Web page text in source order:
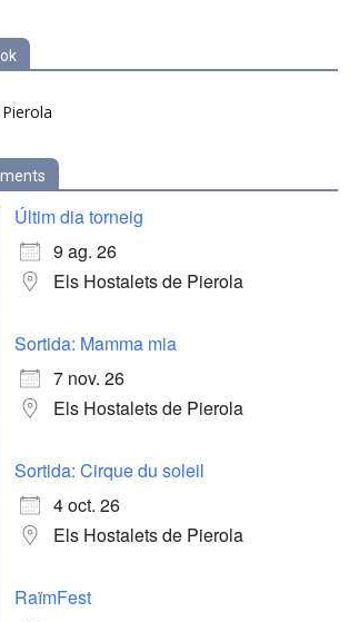
Últim dia torneig
9 ag. 26
Els Hostalets de Pierola
Sortida: Mamma mia
7 nov. 26
Els Hostalets de Pierola
Sortida: Cirque du soleil
4 oct. 26
Els Hostalets de Pierola
RaïmFest